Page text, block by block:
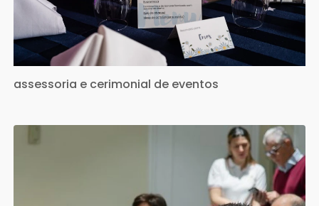
assessoria e cerimonial de eventos